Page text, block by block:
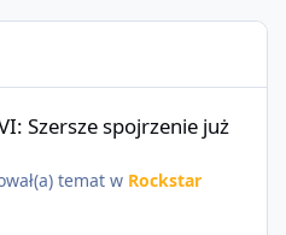
Szersze spojrzenie już
temat w Rockstar